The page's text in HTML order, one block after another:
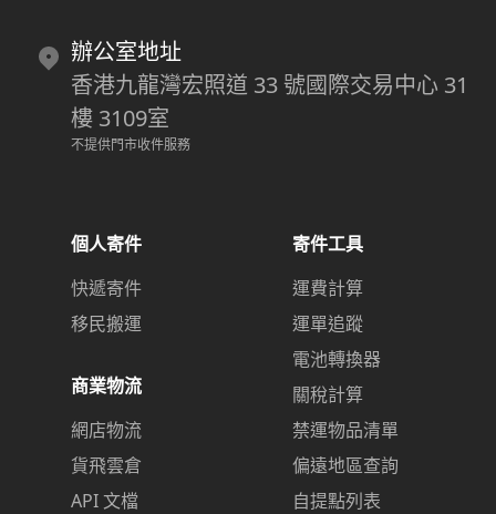
辦公室地址
香港九龍灣宏照道 33 號國際交易中心 31
樓 3109室
不提供門市收件服務
個人寄件
快遞寄件
移民搬運
商業物流
網店物流
貨飛雲倉
API 文檔
寄件工具
運費計算
運單追蹤
電池轉換器
關稅計算
禁運物品清單
偏遠地區查詢
自提點列表